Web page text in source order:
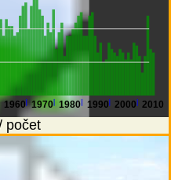
1960 1970 1980 1990 2000 2010
počet